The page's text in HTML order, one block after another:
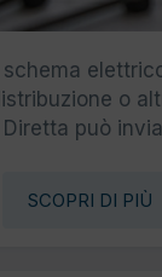
o
può
SCOPRI DI PIÙ